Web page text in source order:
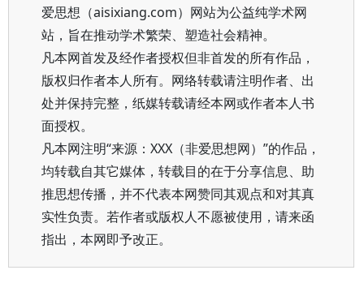
爱思想（aisixiang.com）网站为公益纯学术网
站，旨在推动学术繁荣、塑造社会精神。
凡本网首发及经作者授权但非首发的所有作品，
版权归作者本人所有。网络转载请注明作者、出
处并保持完整，纸媒转载请经本网或作者本人书
面授权。
凡本网注明“来源：XXX（非爱思想网）”的作品，
均转载自其它媒体，转载目的在于分享信息、助
推思想传播，并不代表本网赞同其观点和对其真
实性负责。若作者或版权人不愿被使用，请来函
指出，本网即予改正。